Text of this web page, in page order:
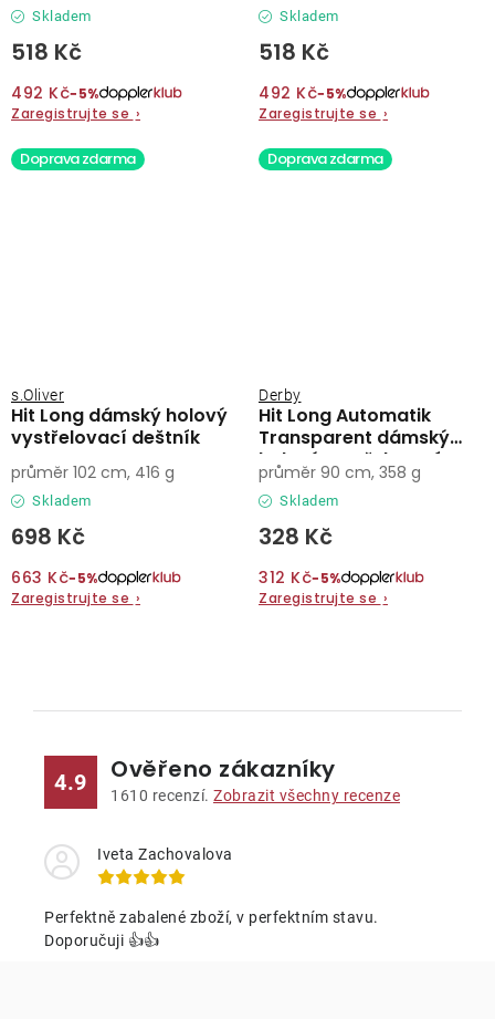
Skladem
518 Kč
492 Kč−5%
Zaregistrujte se ›
Skladem
518 Kč
492 Kč−5%
Zaregistrujte se ›
Doprava zdarma
Hit Long dámský holový
vystřelovací deštník
s.Oliver
Skladem
698 Kč
663 Kč−5%
Zaregistrujte se ›
průměr 102 cm, 416 g
Doprava zdarma
Hit Long Automatik
Transparent dámský
holový vystřelovací
deštník
Derby
Skladem
328 Kč
312 Kč−5%
Zaregistrujte se ›
průměr 90 cm, 358 g
4.9 Ověřeno zákazníky
1610 recenzí. Zobrazit všechny recenze
Iveta Zachovalova
Perfektně zabalené zboží, v perfektním stavu.
Doporučuji 👍👍